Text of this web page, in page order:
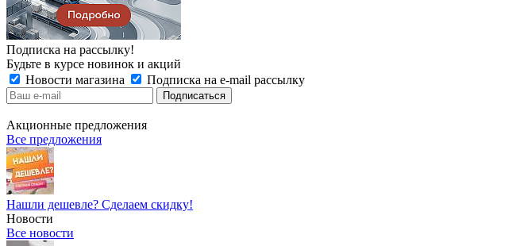
Подписка на рассылку!
Будьте в курсе новинок и акций
Новости магазина
Подписка на e-mail рассылку
Акционные предложения
Все предложения
Нашли дешевле? Сделаем скидку!
Новости
Все новости